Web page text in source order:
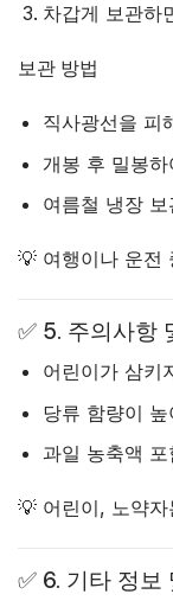
차갑게 보관하
보관 방법
직사광선을 피
개봉 후 밀봉
여름철 냉장
💡 여행이나 운전
✅ 5. 주의사항
어린이가 삼키
당류 함량이
과일 농축액
💡 어린이, 노약
✅ 6. 기타 정보